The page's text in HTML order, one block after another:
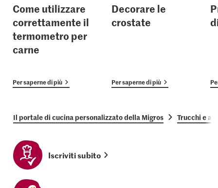
Come utilizzare
correttamente il
termometro per
carne
Per saperne di più
Decorare le
crostate
Per saperne di più
Il portale di cucina personalizzato della Migros Trucchi e
Iscriviti subito